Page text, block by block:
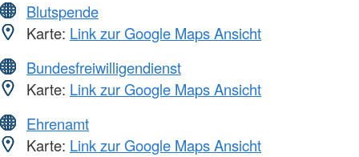
Blutspende
Karte: Link zur Google Maps Ansicht
Bundesfreiwilligendienst
Karte: Link zur Google Maps Ansicht
Ehrenamt
Karte: Link zur Google Maps Ansicht